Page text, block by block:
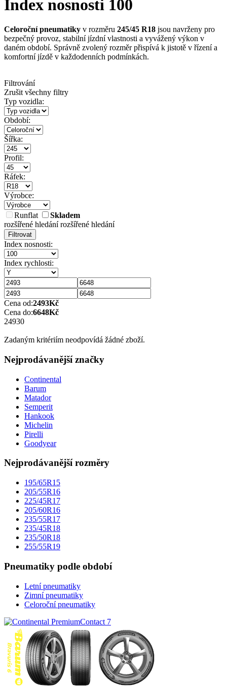
Index nosnosti 100
Celoroční pneumatiky v rozměru 245/45 R18 jsou navrženy pro
bezpečný provoz, stabilní jízdní vlastnosti a vyvážený výkon v
daném období. Správně zvolený rozměr přispívá k jistotě v řízení a
komfortní jízdě v každodenních podmínkách.
Filtrování
Zrušit všechny filtry
Typ vozidla:
Období:
Šířka:
Profil:
Ráfek:
Výrobce:
Runflat
Skladem
rozšířené hledánírozšířené hledání
Filtrovat
Index nosnosti:
Index rychlosti:
Cena od:2493Kč
Cena do:6648Kč
24930
Zadaným kritériím neodpovídá žádné zboží.
Nejprodávanější značky
Continental
Barum
Matador
Semperit
Hankook
Michelin
Pirelli
Goodyear
Nejprodávanější rozměry
195/65R15
205/55R16
225/45R17
205/60R16
235/55R17
235/45R18
235/50R18
255/55R19
Pneumatiky podle období
Letní pneumatiky
Zimní pneumatiky
Celoroční pneumatiky